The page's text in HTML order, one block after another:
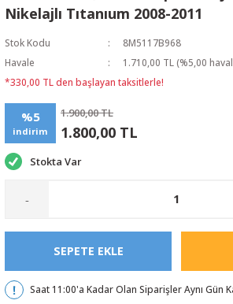
Nikelajlı Tıtanıum 2008-2011
Stok Kodu
8M5117B968
Havale
1.710,00 TL (%5,00
*330,00 TL den başlayan taksitlerle!
%5
indirim
1.900,00 TL
1.800,00 TL
Stokta Var
-
SEPETE EKLE
Saat 11:00'a Kadar Olan Siparişler Aynı Gün